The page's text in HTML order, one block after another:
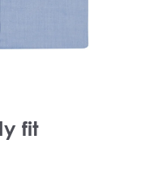
fit